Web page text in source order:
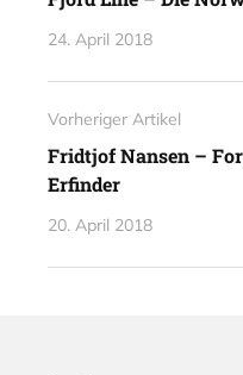
24. April 2018
Vorheriger Artikel
Fridtjof Nansen –
Erfinder
20. April 2018